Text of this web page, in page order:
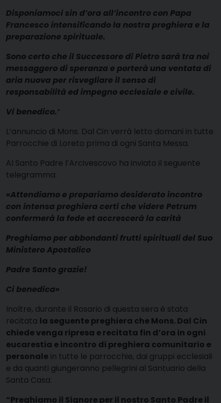
Disponiamoci sin d’ora all’incontro con Papa
Francesco intensificando la nostra preghiera e la
preparazione spirituale.
Sono certo che il Successore di Pietro sarà tra noi
messaggero di speranza e porterà una ventata di
aria nuova per risvegliare il senso di
responsabilità ed impegno ecclesiale e civile.
Vi benedico.”
L’annuncio di Mons. Dal Cin verrà letto domani in tutte
Parrocchie di Loreto prima di ogni Santa Messa.
Al Santo Padre l’Arcivescovo ha inviato il seguente
telegramma:
«Attendiamo e prepariamo desiderato incontro
con intensa preghiera certi che videre Petrum
confermerà la fede et accrescerà la carità
Preghiamo per abbondanti frutti spirituali del Suo
Ministero Apostolico
Padre Santo grazie!
Ci benedica»
Inoltre, durante il Rosario di questa sera è stata
recitata la seguente preghiera che Mons. Dal Cin
chiede venga ripresa e recitata fin d’ora in ogni
eucarestia e incontro di preghiera comunitario e
personale in tutte le parrocchie, dai gruppi ecclesiali
e da quanti giungeranno pellegrini al Santuario della
Santa Casa:
“Preghiamo il Signore per il nostro Santo Padre il